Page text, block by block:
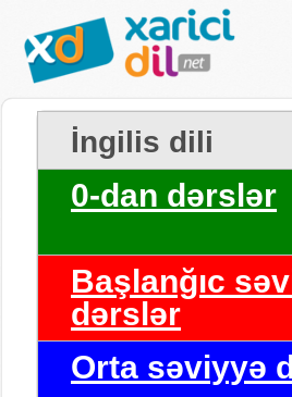
İngilis dili
0-dan dərslər
Başlanğıc
dərslər
Orta səviyyə